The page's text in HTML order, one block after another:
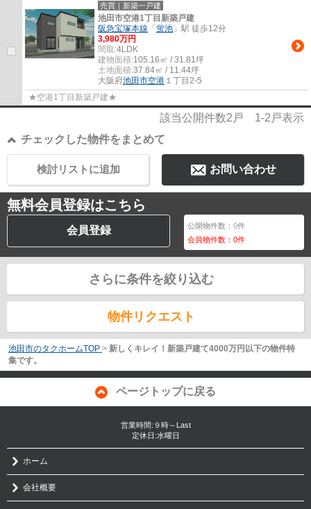
売買｜新築一戸建
池田市空港1丁目新築戸建
阪急宝塚本線 「 蛍池 」駅 徒歩12分
3,980万円
間取:4LDK
建物面積:105.16㎡ / 31.81坪
土地面積:37.84㎡ / 11.44坪
大阪府池田市空港 １丁目2-5
★空港1丁目新築戸建★
該当公開件数2 戸 1-2 戸表示
チェックした物件をまとめて
お問い合わせ
検討リストに追加
無料会員登録はこちら
会員登録 公開物件数：0件
会員物件数：0件
さらに条件を絞り込む
物件リクエスト
池田市のタクホームTOP > 新しくキレイ！新築戸建て4000万円以下の物件特
集です。
ページトップに戻る
営業時間:９時～Last
定休日:水曜日
ホーム
会社概要